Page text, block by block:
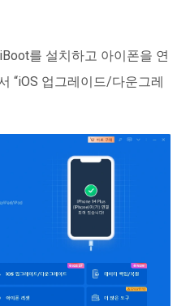
를 설치하고 아이폰을 연
“iOS 업그레이드/다운그레